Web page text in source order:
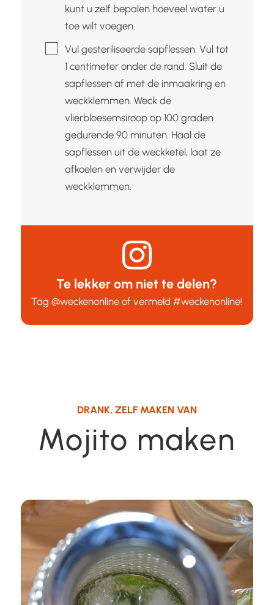
kunt u zelf bepalen hoeveel water u
toe wilt voegen.
▢Vul gesteriliseerde sapflessen. Vul tot
1 centimeter onder de rand. Sluit de
sapflessen af met de inmaakring en
weckklemmen. Weck de
vlierbloesemsiroop op 100 graden
gedurende 90 minuten. Haal de
sapflessen uit de weckketel, laat ze
afkoelen en verwijder de
weckklemmen.
Te lekker om niet te delen?
Tag@weckenonline of vermeld#weckenonline!
DRANK, ZELF MAKEN VAN
Mojito maken